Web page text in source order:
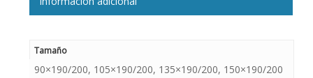
Tamaño
90×190/200, 105×190/200, 135×190/200, 150×190/200